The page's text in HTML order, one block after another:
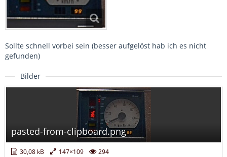
Sollte schnell vorbei sein (besser aufgelöst hab ich es nicht
gefunden)
Bilder
pasted-from-clipboard.png
30,08 kB 147×109 294